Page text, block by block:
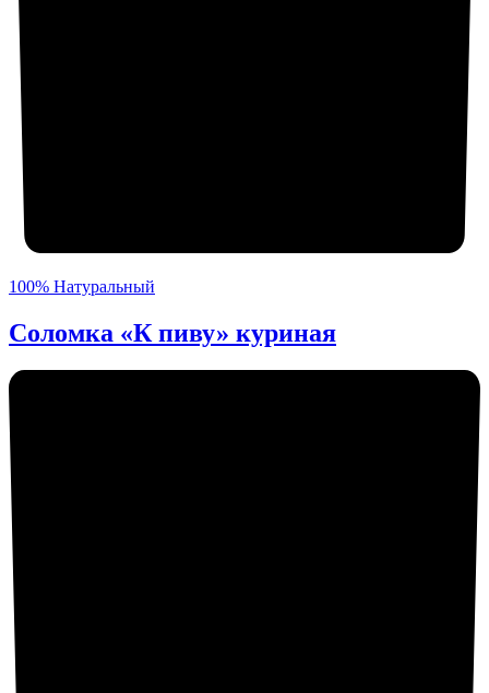
100% Натуральный
Соломка «К пиву» куриная